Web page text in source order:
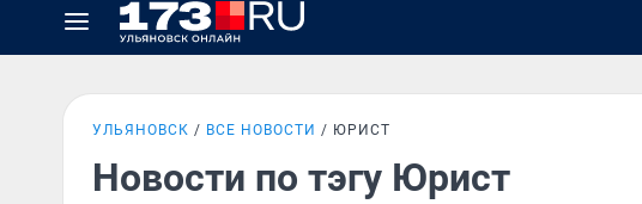
УЛЬЯНОВСК ВСЕ НОВОСТИ ЮРИСТ
Новости по тэгу Юрист